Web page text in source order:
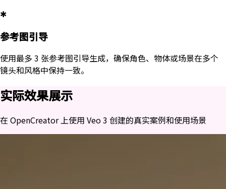
✱
参考图引导
使用最多 3 张参考图引导生成，确保角色、物体或场景在多个
镜头和风格中保持一致。
实际效果展示
在 OpenCreator 上使用 Veo 3 创建的真实案例和使用场景